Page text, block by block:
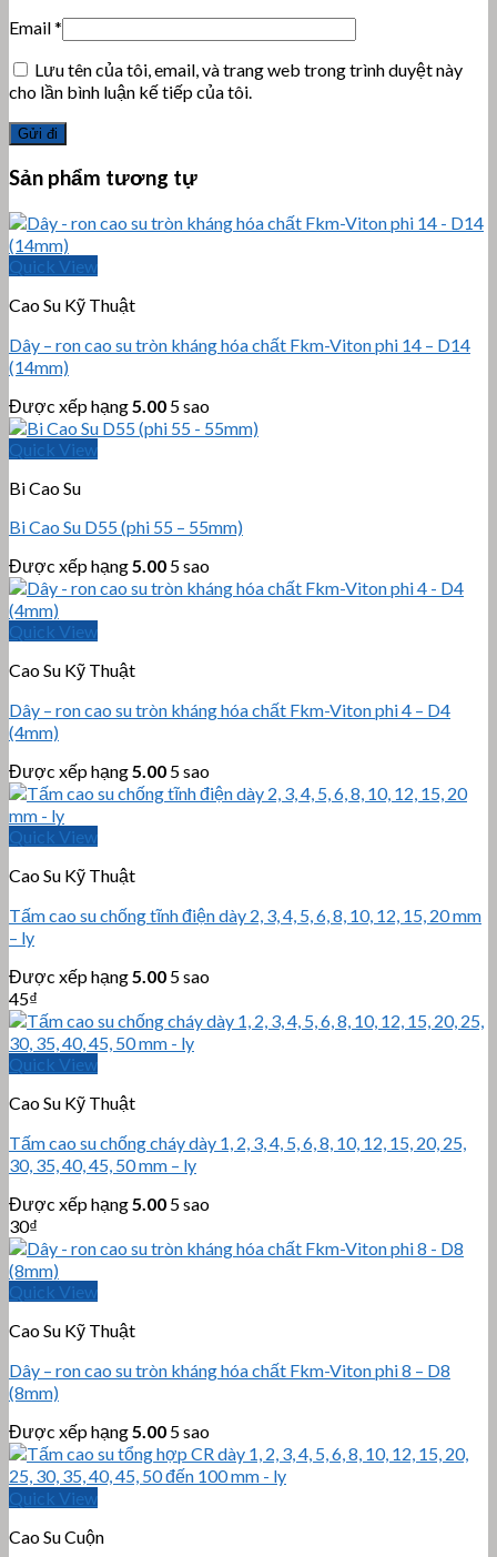
Email*
Lưu tên của tôi, email, và trang web trong trình duyệt này
cho lần bình luận kế tiếp của tôi.
Sản phẩm tương tự
Quick View
Cao Su Kỹ Thuật
Dây – ron cao su tròn kháng hóa chất Fkm-Viton phi 14 – D14
(14mm)
Được xếp hạng5.00 5 sao
Quick View
Bi Cao Su
Bi Cao Su D55 (phi 55 – 55mm)
Được xếp hạng5.00 5 sao
Quick View
Cao Su Kỹ Thuật
Dây – ron cao su tròn kháng hóa chất Fkm-Viton phi 4 – D4
(4mm)
Được xếp hạng5.00 5 sao
Quick View
Cao Su Kỹ Thuật
Tấm cao su chống tĩnh điện dày 2, 3, 4, 5, 6, 8, 10, 12, 15, 20 mm
– ly
Được xếp hạng5.00 5 sao
45₫
Quick View
Cao Su Kỹ Thuật
Tấm cao su chống cháy dày 1, 2, 3, 4, 5, 6, 8, 10, 12, 15, 20, 25,
30, 35, 40, 45, 50 mm – ly
Được xếp hạng5.00 5 sao
30₫
Quick View
Cao Su Kỹ Thuật
Dây – ron cao su tròn kháng hóa chất Fkm-Viton phi 8 – D8
(8mm)
Được xếp hạng5.00 5 sao
Quick View
Cao Su Cuộn